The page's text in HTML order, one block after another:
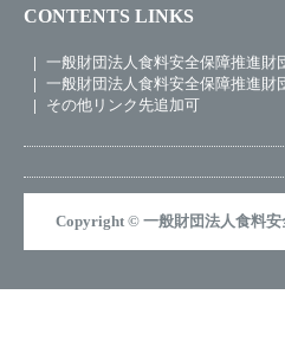
CONTENTS LINKS
一般財団法人食料安全保障推進財
一般財団法人食料安全保障推進財
その他リンク先追加可
Copyright © 一般財団法人食料安